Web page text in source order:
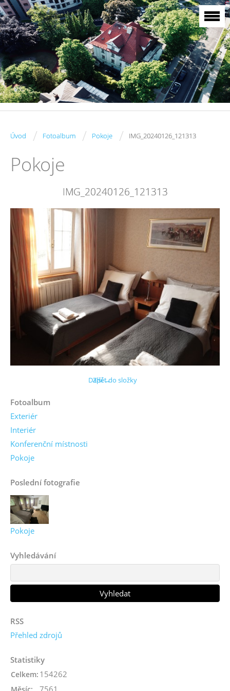
Úvod / Fotoalbum / Pokoje / IMG_20240126_121313
Pokoje
IMG_20240126_121313
Další →
Zpět do složky
Fotoalbum
Exteriér
Interiér
Konferenční místnosti
Pokoje
Poslední fotografie
Pokoje
Vyhledávání
RSS
Přehled zdrojů
Statistiky
Celkem: 154262
7561